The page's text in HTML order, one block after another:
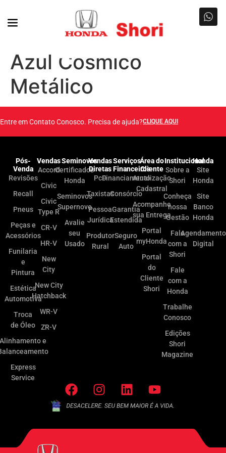
Azul Cósmico
Metálico
Entre em Contato Conosco. Precisa de ajuda?CLIQUE AQUI
Pós-
Venda
Revisões
Recall
Pneus
Peças e
Acessórios
Funilaria
e
Pintura
Estética
Automotiva
Troca
de Óleo
Alinhamento e
Express
Service
Vendas
Accord
Civic
Civic
Type R
CR-V
HR-V
New
City
New City
Hatchback
WR-V
ZR-V
Seminovos
Certificados
Honda
Seminovos
Supernovo
Avalie
seu
Usado
Vendas
Diretas
PcD
Taxistas
Pessoa
Jurídica
Produtor
Rural
Serviços
Financeiros
Financiamento
Consórcio
Garantia
Estendida
Seguro
Auto
Área do
Cliente
Atualização
Cadastral
Acompanhe
sua Entrega
Portal
myHonda
Portal
do
Cliente
Shori
Institucional
Sobre a
Shori
Conheça
nossa
Gestão
Fale
com a
Shori
Fale
com a
Honda
Trabalhe
Conosco
Edições
Shori
Magazine
Honda
Site
Honda
Site
Banco
Honda
Agendamento
Digital